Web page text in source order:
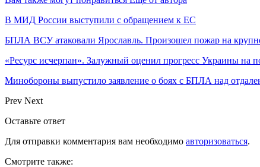
В МИД России выступили с обращением к ЕС
БПЛА ВСУ атаковали Ярославль. Произошел пожар на
«Ресурс исчерпан». Залужный оценил прогресс Украины на
Минобороны выпустило заявление о боях с БПЛА над
Prev Next
Оставьте ответ
Для отправки комментария вам необходимо авторизоваться.
Смотрите также: